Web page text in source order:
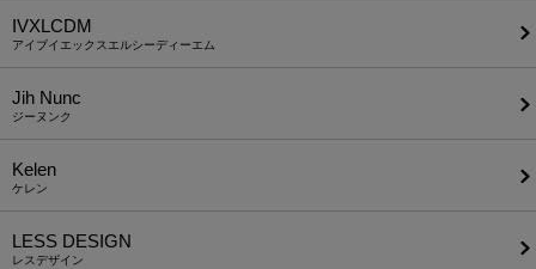
IVXLCDM
アイブイエックスエルシーディーエム
Jih Nunc
ジーヌンク
Kelen
ケレン
LESS DESIGN
レスデザイン